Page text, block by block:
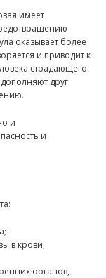
имеет
оказывает более
и приводит к
страдающего
друг
и
и
в крови;
органов,